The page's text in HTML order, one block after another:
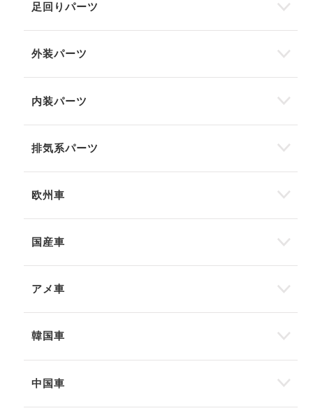
足回りパーツ
外装パーツ
内装パーツ
排気系パーツ
欧州車
国産車
アメ車
韓国車
中国車